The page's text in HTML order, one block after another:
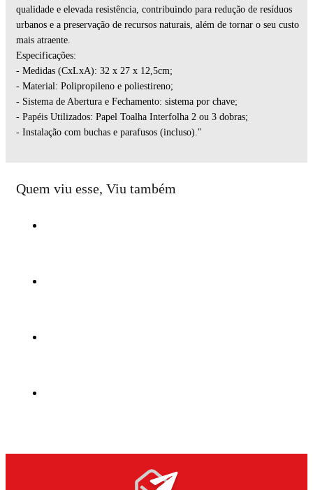
qualidade e elevada resistência, contribuindo para redução de resíduos
urbanos e a preservação de recursos naturais, além de tornar o seu custo
mais atraente.
Especificações:
- Medidas (CxLxA): 32 x 27 x 12,5cm;
- Material: Polipropileno e poliestireno;
- Sistema de Abertura e Fechamento: sistema por chave;
- Papéis Utilizados: Papel Toalha Interfolha 2 ou 3 dobras;
- Instalação com buchas e parafusos (incluso)."
Quem viu esse, Viu também